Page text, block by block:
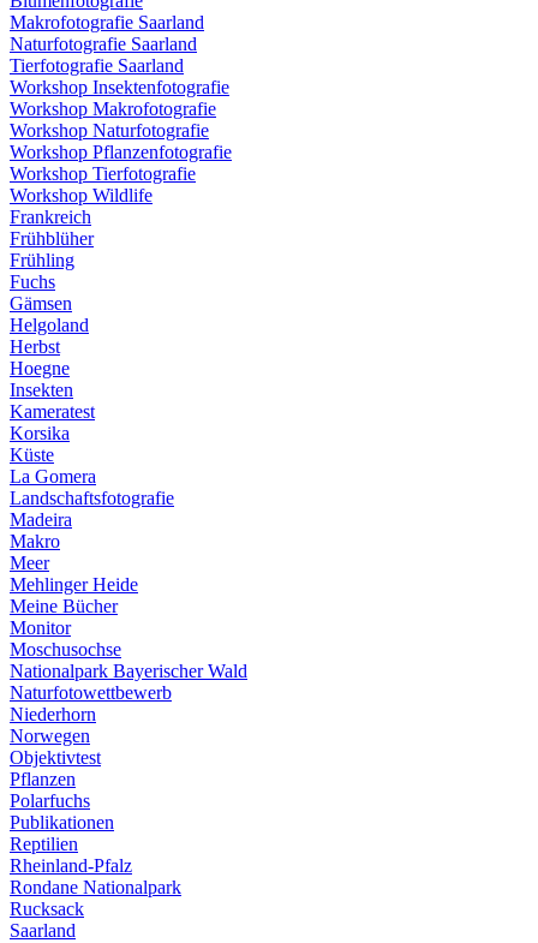
Makrofotografie Saarland
Naturfotografie Saarland
Tierfotografie Saarland
Workshop Insektenfotografie
Workshop Makrofotografie
Workshop Naturfotografie
Workshop Pflanzenfotografie
Workshop Tierfotografie
Workshop Wildlife
Frankreich
Frühblüher
Frühling
Fuchs
Gämsen
Helgoland
Herbst
Hoegne
Insekten
Kameratest
Korsika
Küste
La Gomera
Landschaftsfotografie
Madeira
Makro
Meer
Mehlinger Heide
Meine Bücher
Monitor
Moschusochse
Nationalpark Bayerischer Wald
Naturfotowettbewerb
Niederhorn
Norwegen
Objektivtest
Pflanzen
Polarfuchs
Publikationen
Reptilien
Rheinland-Pfalz
Rondane Nationalpark
Rucksack
Saarland